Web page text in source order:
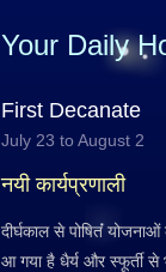
Your Daily
First Decanate
July 23 to August 2
नयी कार्यप्रणाली
दीर्घकाल से पोषित
आ गया है धैर्य और स्फूर्ती